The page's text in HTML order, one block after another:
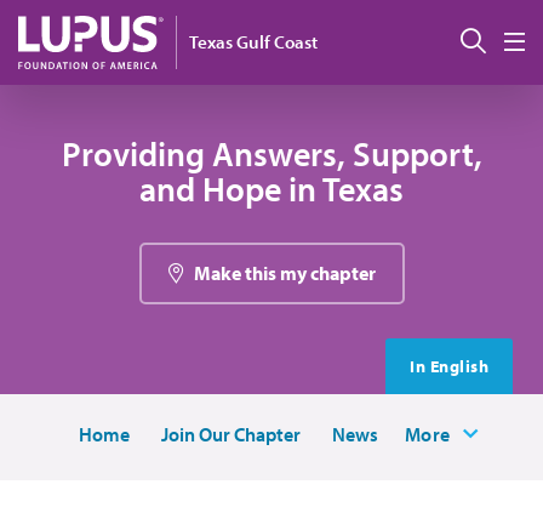
Pasar al contenido principal
Texas Gulf Coast
Providing Answers, Support,
and Hope in Texas
Make this my chapter
In English
Home Join Our Chapter News More